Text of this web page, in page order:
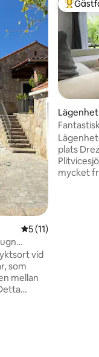
5 av 5 i
5 (11)
vid
som
mellan
Populär
Lägenhet
Terrace
plats
mycket